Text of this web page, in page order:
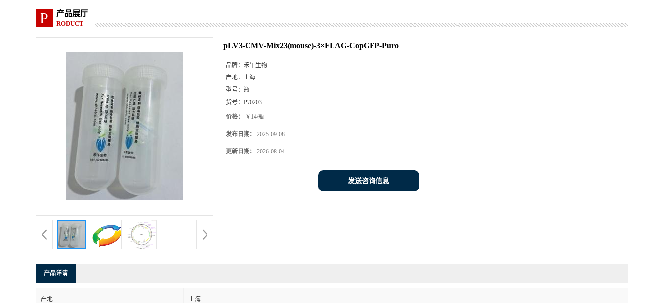
P 产品展厅
RODUCT
pLV3-CMV-Mix23(mouse)-3×FLAG-CopGFP-Puro
品牌： 禾午生物
产地： 上海
型号： 瓶
货号： P70203
价格： ￥14/瓶
发布日期： 2025-09-08
更新日期： 2026-08-04
发送咨询信息
产品详请
产地 上海